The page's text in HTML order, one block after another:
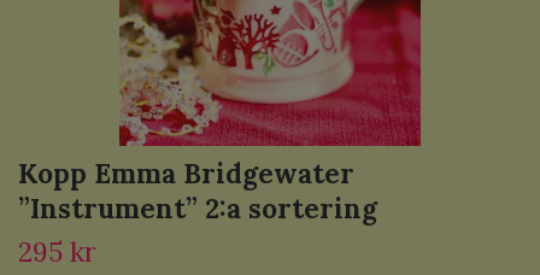
Kopp Emma Bridgewater
”Instrument” 2:a sortering
295 kr